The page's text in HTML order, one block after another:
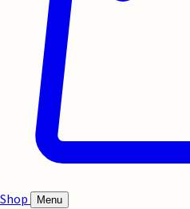
Shop Menu